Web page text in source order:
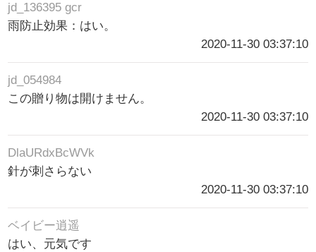
jd_136395 gcr
雨防止効果：はい。
2020-11-30 03:37:10
jd_054984
この贈り物は開けません。
2020-11-30 03:37:10
DlaURdxBcWVk
針が刺さらない
2020-11-30 03:37:10
ベイビー逍遥
はい、元気です